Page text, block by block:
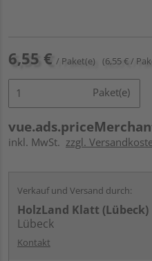
6,55 € / Paket(e) (6,55 € /
Paket(e)
inkl. MwSt. zzgl.
Verkauf und Versand durch:
HolzLand Klatt (Lübeck)
Lübeck
Kontakt